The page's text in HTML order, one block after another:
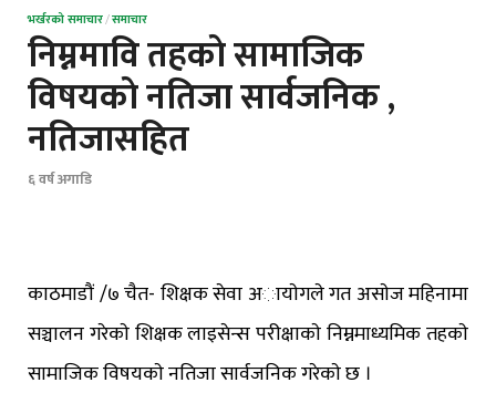
भर्खरको समाचार/समाचार
निम्नमावि तहकाे सामाजिक
विषयकाे नतिजा सार्वजनिक ,
नतिजासहित
६ वर्ष अगाडि
काठमाडौं /७ चैत- शिक्षक सेवा अायाेगले गत असाेज महिनामा
सञ्चालन गरेकाे शिक्षक लाइसेन्स परीक्षाकाे निम्नमाध्यमिक तहकाे
सामाजिक विषयकाे नतिजा सार्वजनिक गरेकाे छ ।